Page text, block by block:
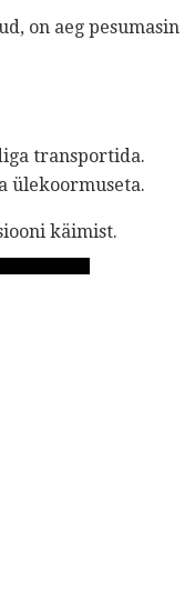
on aeg pesumasin
transportida.
ülekoormuseta.
käimist.